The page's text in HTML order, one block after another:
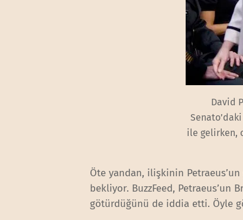
David
ile gelirken,
Öte yandan, ilişkinin
bekliyor. BuzzFeed, Petraeus’un
götürdüğünü de iddia etti. Öyle